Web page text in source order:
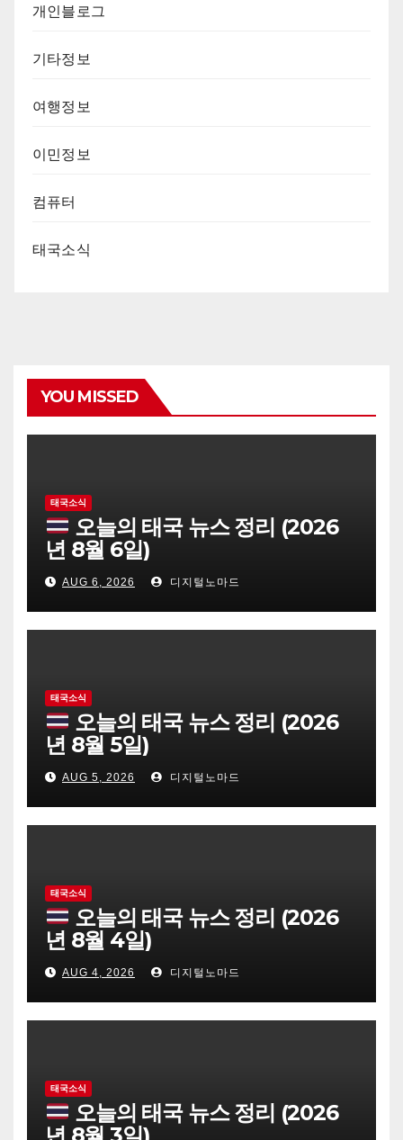
개인블로그
기타정보
여행정보
이민정보
컴퓨터
태국소식
YOU MISSED
태국소식
오늘의 태국 뉴스 정리 (2026
년 8월 6일)
AUG 6, 2026 디지털노마드
태국소식
오늘의 태국 뉴스 정리 (2026
년 8월 5일)
AUG 5, 2026 디지털노마드
태국소식
오늘의 태국 뉴스 정리 (2026
년 8월 4일)
AUG 4, 2026 디지털노마드
태국소식
오늘의 태국 뉴스 정리 (2026